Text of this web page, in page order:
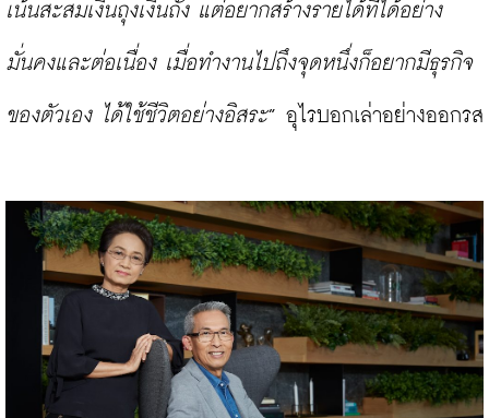
เน้นสะสมเงินถุงเงินถัง แต่อยากสร้างรายได้ที่ได้อย่าง
มั่นคงและต่อเนื่อง เมื่อทำงานไปถึงจุดหนึ่งก็อยากมีธุรกิจ
ของตัวเอง ได้ใช้ชีวิตอย่างอิสระ” อุไรบอกเล่าอย่างออกรส